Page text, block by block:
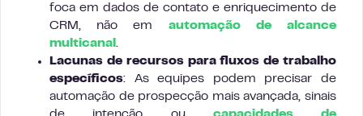
foca em dados de contato e enriquecimento de
CRM, não em automação de alcance
multicanal .
Lacunas de recursos para fluxos de trabalho
específicos: As equipes podem precisar de
automação de prospecção mais avançada, sinais